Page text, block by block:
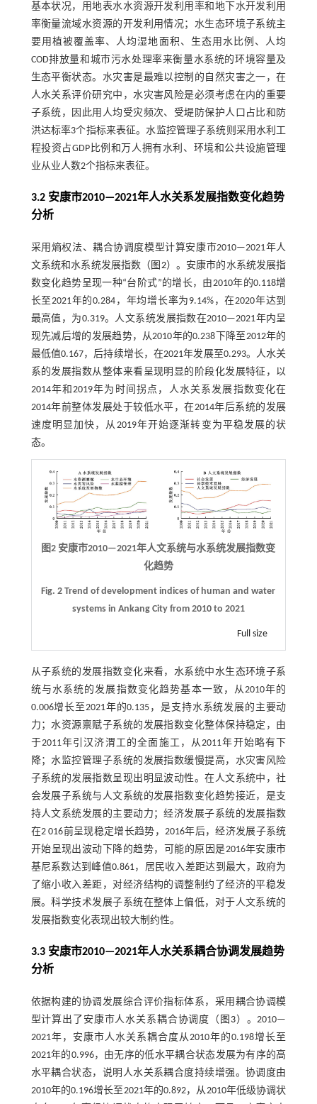
基本状况，用地表水水资源开发利用率和地下水开发利用
率衡量流域水资源的开发利用情况；水生态环境子系统主
要用植被覆盖率、人均湿地面积、生态用水比例、人均
COD排放量和城市污水处理率来衡量水系统的环境容量及
生态平衡状态。水灾害是最难以控制的自然灾害之一，在
人水关系评价研究中，水灾害风险是必须考虑在内的重要
子系统，因此用人均受灾频次、受堤防保护人口占比和防
洪达标率3个指标来表征。水监控管理子系统则采用水利工
程投资占GDP比例和万人拥有水利、环境和公共设施管理
业从业人数2个指标来表征。
3.2 安康市2010—2021年人水关系发展指数变化趋势
分析
采用熵权法、耦合协调度模型计算安康市2010—2021年人
文系统和水系统发展指数（ 图2）。安康市的水系统发展指
数变化趋势呈现一种“台阶式”的增长，由2010年的0.118增
长至2021年的0.284，年均增长率为9.14%，在2020年达到
最高值，为0.319。人文系统发展指数在2010—2021年内呈
现先减后增的发展趋势，从2010年的0.238下降至2012年的
最低值0.167，后持续增长，在2021年发展至0.293。人水关
系的发展指数从整体来看呈现明显的阶段化发展特征，以
2014年和2019年为时间拐点，人水关系发展指数变化在
2014年前整体发展处于较低水平，在2014年后系统的发展
速度明显加快，从2019年开始逐渐转变为平稳发展的状
态。
图2 安康市2010—2021年人文系统与水系统发展指数变
化趋势
Fig. 2 Trend of development indices of human and water
systems in Ankang City from 2010 to 2021
Full size
从子系统的发展指数变化来看，水系统中水生态环境子系
统与水系统的发展指数变化趋势基本一致，从2010年的
0.006增长至2021年的0.135，是支持水系统发展的主要动
力；水资源禀赋子系统的发展指数变化整体保持稳定，由
于2011年引汉济渭工的全面施工，从2011年开始略有下
降；水监控管理子系统的发展指数缓慢提高，水灾害风险
子系统的发展指数呈现出明显波动性。在人文系统中，社
会发展子系统与人文系统的发展指数变化趋势接近，是支
持人文系统发展的主要动力；经济发展子系统的发展指数
在2 016前呈现稳定增长趋势，2016年后，经济发展子系统
开始呈现出波动下降的趋势，可能的原因是2016年安康市
基尼系数达到峰值0.861，居民收入差距达到最大，政府为
了缩小收入差距，对经济结构的调整制约了经济的平稳发
展。科学技术发展子系统在整体上偏低，对于人文系统的
发展指数变化表现出较大制约性。
3.3 安康市2010—2021年人水关系耦合协调发展趋势
分析
依据构建的协调发展综合评价指标体系，采用耦合协调模
型计算出了安康市人水关系耦合协调度（ 图3）。2010—
2021年，安康市人水关系耦合度从2010年的0.198增长至
2021年的0.996，由无序的低水平耦合状态发展为有序的高
水平耦合状态，说明人水关系耦合度持续增强。协调度由
2010年的0.196增长至2021年的0.892，从2010年低级协调状